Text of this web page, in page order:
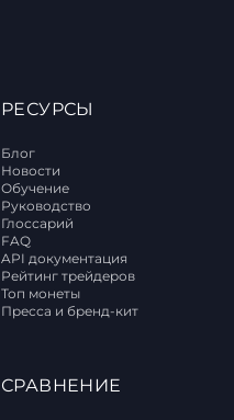
РЕСУРСЫ
Блог
Новости
Обучение
Руководство
Глоссарий
FAQ
API документация
Рейтинг трейдеров
Топ монеты
Пресса и бренд-кит
СРАВНЕНИЕ